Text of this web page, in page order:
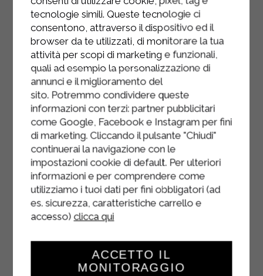
Les fleurs de courgette farcies à la
ricotta peuvent être consommées
aussi bien chaudes que froides.
tecnologie simili. Queste tecnologie ci
consentono, attraverso il dispositivo ed il
browser da te utilizzati, di monitorare la tua
attività per scopi di marketing e funzionali,
quali ad esempio la personalizzazione di
annunci e il miglioramento del
sito. Potremmo condividere queste
informazioni con terzi: partner pubblicitari
come Google, Facebook e Instagram per fini
di marketing. Cliccando il pulsante "Chiudi"
continuerai la navigazione con le
impostazioni cookie di default. Per ulteriori
informazioni e per comprendere come
utilizziamo i tuoi dati per fini obbligatori (ad
es. sicurezza, caratteristiche carrello e
accesso) clicca qui
ACCETTO IL
MONITORAGGIO